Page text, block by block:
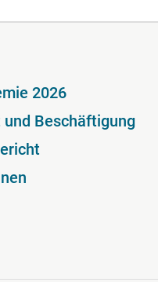
2026
und Beschäftigung